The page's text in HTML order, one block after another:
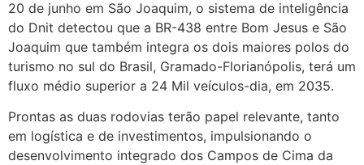
20 de junho em São Joaquim, o sistema de inteligência
do Dnit detectou que a BR-438 entre Bom Jesus e São
Joaquim que também integra os dois maiores polos do
turismo no sul do Brasil, Gramado-Florianópolis, terá um
fluxo médio superior a 24 Mil veículos-dia, em 2035.
Prontas as duas rodovias terão papel relevante, tanto
em logística e de investimentos, impulsionando o
desenvolvimento integrado dos Campos de Cima da